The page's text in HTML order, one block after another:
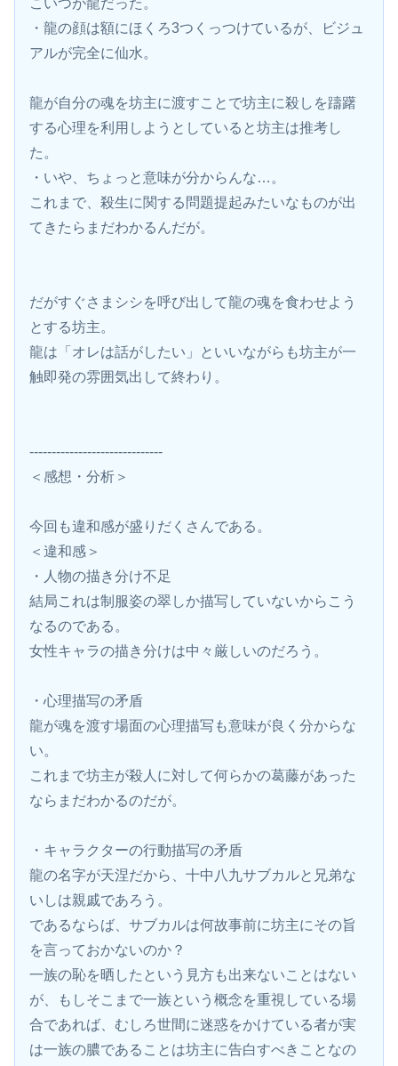
こいつが龍だった。
・龍の顔は額にほくろ3つくっつけているが、ビジュ
アルが完全に仙水。
龍が自分の魂を坊主に渡すことで坊主に殺しを躊躇
する心理を利用しようとしていると坊主は推考し
た。
・いや、ちょっと意味が分からんな…。
これまで、殺生に関する問題提起みたいなものが出
てきたらまだわかるんだが。
だがすぐさまシシを呼び出して龍の魂を食わせよう
とする坊主。
龍は「オレは話がしたい」といいながらも坊主が一
触即発の雰囲気出して終わり。
------------------------------
＜感想・分析＞
今回も違和感が盛りだくさんである。
＜違和感＞
・人物の描き分け不足
結局これは制服姿の翠しか描写していないからこう
なるのである。
女性キャラの描き分けは中々厳しいのだろう。
・心理描写の矛盾
龍が魂を渡す場面の心理描写も意味が良く分からな
い。
これまで坊主が殺人に対して何らかの葛藤があった
ならまだわかるのだが。
・キャラクターの行動描写の矛盾
龍の名字が天涅だから、十中八九サブカルと兄弟な
いしは親戚であろう。
であるならば、サブカルは何故事前に坊主にその旨
を言っておかないのか？
一族の恥を晒したという見方も出来ないことはない
が、もしそこまで一族という概念を重視している場
合であれば、むしろ世間に迷惑をかけている者が実
は一族の膿であることは坊主に告白すべきことなの